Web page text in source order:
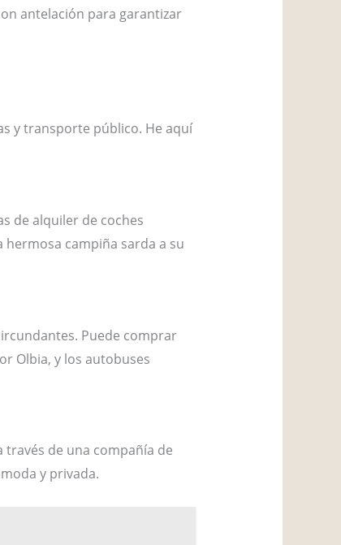
antelación para garantizar
y transporte público. He aquí
de alquiler de coches
campiña sarda a su
Puede comprar
Olbia, y los autobuses
través de una compañía de
y privada.